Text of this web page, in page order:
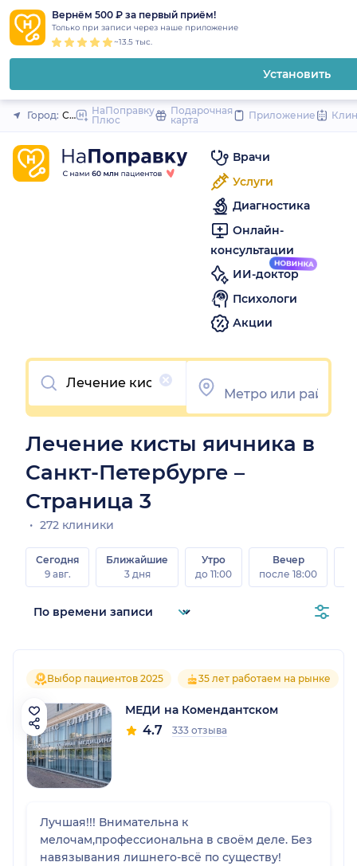
Вернём 500 ₽ за первый приём!
Только при записи через наше приложение
~13.5 тыс.
Установить
Закрыть
Город: Санкт-Петербург
НаПоправку
Плюс
Подарочная
карта
Приложение
Врачи
Услуги
Диагностика
Онлайн-
консультации
ИИ-доктор
Психологи
Акции
Очистить
Лечение кисты яичника в
Санкт-Петербурге –
Страница 3
272 клиники
Сегодня
9 авг.
Ближайшие
3 дня
Утро
до 11:00
Вечер
после 18:00
Выбор пациентов 2025 35 лет работаем на рынке
МЕДИ на Комендантском
4.7 333 отзыва
Лучшая!!! Внимательна к
мелочам,профессиональна в своём деле. Без
навязывания лишнего-всё по существу!